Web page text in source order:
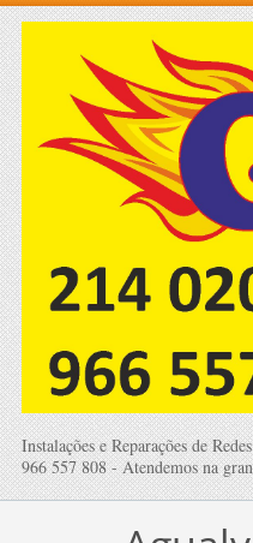
Instalações e Reparações de
966 557 808 - Atendemos na